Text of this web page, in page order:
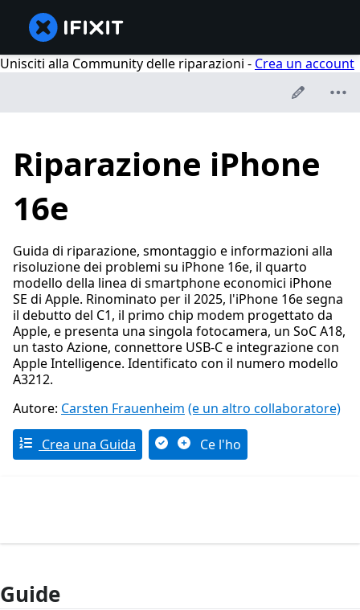
Unisciti alla Community delle riparazioni - Crea un account
Riparazione iPhone
16e
Guida di riparazione, smontaggio e informazioni alla
risoluzione dei problemi su iPhone 16e, il quarto
modello della linea di smartphone economici iPhone
SE di Apple. Rinominato per il 2025, l'iPhone 16e segna
il debutto del C1, il primo chip modem progettato da
Apple, e presenta una singola fotocamera, un SoC A18,
un tasto Azione, connettore USB-C e integrazione con
Apple Intelligence. Identificato con il numero modello
A3212.
Autore: Carsten Frauenheim (e un altro collaboratore)
Crea una Guida Ce l'ho
Guide